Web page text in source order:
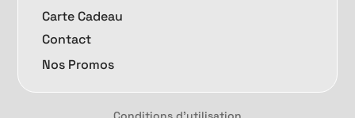
Carte Cadeau
Contact
Nos Promos